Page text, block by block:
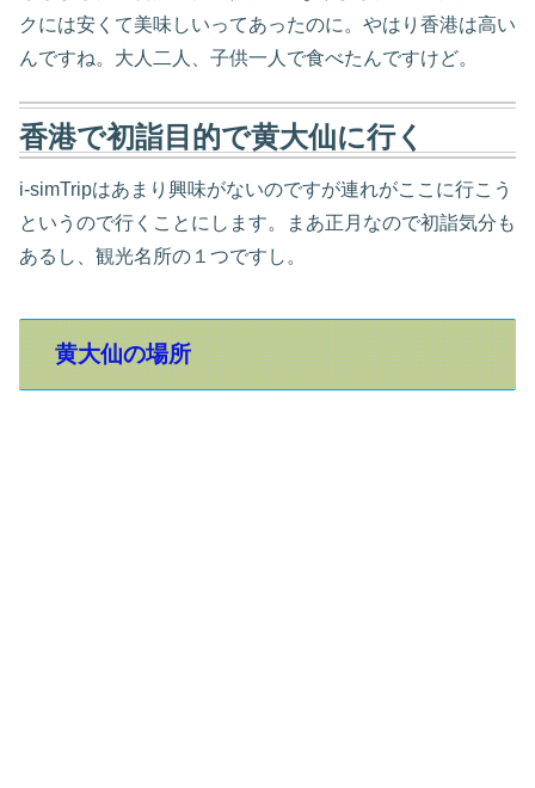
クには安くて美味しいってあったのに。やはり香港は高い
んですね。大人二人、子供一人で食べたんですけど。
香港で初詣目的で黄大仙に行く
i-simTripはあまり興味がないのですが連れがここに行こう
というので行くことにします。まあ正月なので初詣気分も
あるし、観光名所の１つですし。
黄大仙の場所